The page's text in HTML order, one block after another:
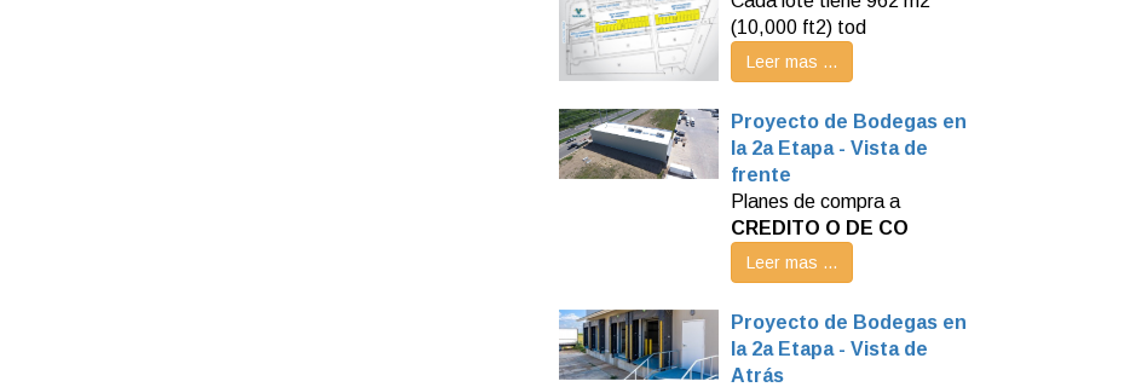
(10,000 ft2) tod
Leer mas ...
Proyecto de Bodegas en
la 2a Etapa - Vista de
frente
Planes de compra a
CREDITO O DE CO
Leer mas ...
Proyecto de Bodegas en
la 2a Etapa - Vista de
Atrás